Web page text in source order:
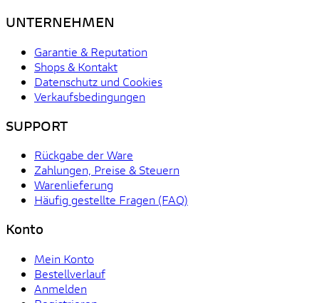
UNTERNEHMEN
Garantie & Reputation
Shops & Kontakt
Datenschutz und Cookies
Verkaufsbedingungen
SUPPORT
Rückgabe der Ware
Zahlungen, Preise & Steuern
Warenlieferung
Häufig gestellte Fragen (FAQ)
Konto
Mein Konto
Bestellverlauf
Anmelden